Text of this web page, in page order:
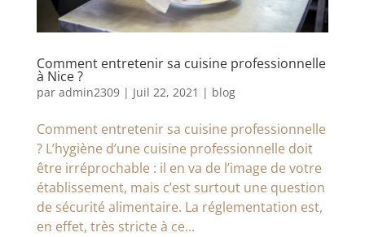
Comment entretenir sa cuisine professionnelle
à Nice ?
par admin2309| Juil 22, 2021 | blog
Comment entretenir sa cuisine professionnelle
? L’hygiène d’une cuisine professionnelle doit
être irréprochable : il en va de l’image de votre
établissement, mais c’est surtout une question
de sécurité alimentaire. La réglementation est,
en effet, très stricte à ce...